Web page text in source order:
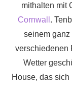
mithalten mit
Cornwall .
seinem
verschiedenen
Wetter
House, das